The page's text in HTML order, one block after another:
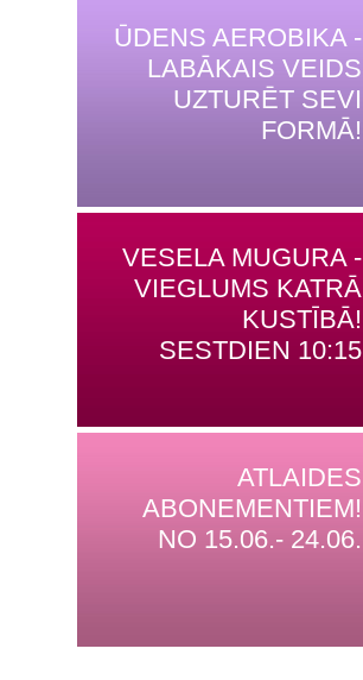
ŪDENS AEROBIKA -
LABĀKAIS VEIDS
UZTURĒT SEVI
FORMĀ!
VESELA MUGURA -
VIEGLUMS KATRĀ
KUSTĪBĀ!
SESTDIEN 10:15
ATLAIDES
ABONEMENTIEM!
NO 15.06.- 24.06.